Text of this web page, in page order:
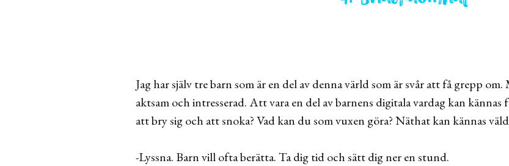
Jag har själv tre barn som är en del av denna värld som är svår att få grepp om.
aktsam och intresserad. Att vara en del av barnens digitala vardag kan kännas
att bry sig och att snoka? Vad kan du som vuxen göra? Näthat kan kännas
-Lyssna. Barn vill ofta berätta. Ta dig tid och sätt dig ner en stund.